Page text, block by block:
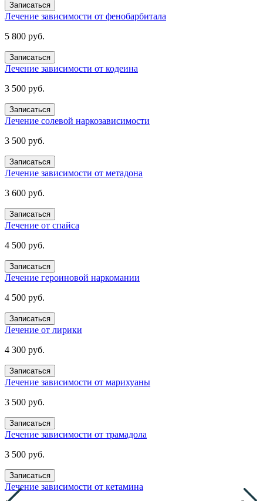
Записаться
Лечение зависимости от фенобарбитала
5 800 руб.
Записаться
Лечение зависимости от кодеина
3 500 руб.
Записаться
Лечение солевой наркозависимости
3 500 руб.
Записаться
Лечение зависимости от метадона
3 600 руб.
Записаться
Лечение от спайса
4 500 руб.
Записаться
Лечение героиновой наркомании
4 500 руб.
Записаться
Лечение от лирики
4 300 руб.
Записаться
Лечение зависимости от марихуаны
3 500 руб.
Записаться
Лечение зависимости от трамадола
3 500 руб.
Записаться
Лечение зависимости от кетамина